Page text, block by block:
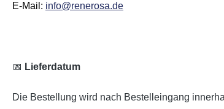
E-Mail: info@renerosa.de
📅 Lieferdatum
Die Bestellung wird nach Bestelleingang